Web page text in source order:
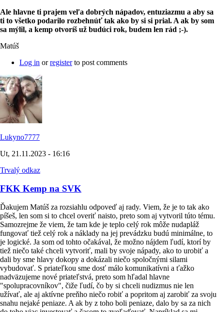
Ale hlavne ti prajem veľa dobrých nápadov, entuziazmu a aby sa
ti to všetko podarilo rozbehnúť tak ako by si si prial. A ak by som
sa mýlil, a kemp otvoríš už budúci rok, budem len rád ;-).
Matúš
Log in orregisterto post comments
Lukyno7777
Ut, 21.11.2023 - 16:16
Trvalý odkaz
FKK Kemp na SVK
Ďakujem Matúš za rozsiahlu odpoveď aj rady. Viem, že je to tak ako
píšeš, len som si to chcel overiť naisto, preto som aj vytvoril túto tému.
Samozrejme že viem, že tam kde je teplo celý rok môže nudapláž
fungovať tiež celý rok a náklady na jej prevádzku budú minimálne, to
je logické. Ja som od tohto očakával, že možno nájdem ľudí, ktorí by
tiež niečo také chceli vytvoriť, mali by svoje nápady, ako to urobiť a
dali by sme hlavy dokopy a dokázali niečo spoločnými silami
vybudovať. S priateľkou sme dosť málo komunikatívni a ťažko
nadväzujeme nové priateľstvá, preto som hľadal hlavne
"spolupracovníkov", čiže ľudí, čo by si chceli nudizmus nie len
užívať, ale aj aktívne preňho niečo robiť a popritom aj zarobiť za svoju
snahu nejaké peniaze. A ak by z toho boli peniaze, dalo by sa za nich